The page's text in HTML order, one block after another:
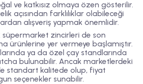
ve katkısız olmaya özen gösterilir.
açısından farklılıklar olabileceği
alışveriş yapmak önemlidir.
zincirleri de son
ürünlerine yer vermeye başlamıştır.
ya da özel çay standlarında
bulunabilir. Ancak marketlerdeki
standart kalitede olup, fiyat
seçenekler sunabilir.